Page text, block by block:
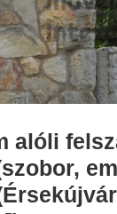
alóli